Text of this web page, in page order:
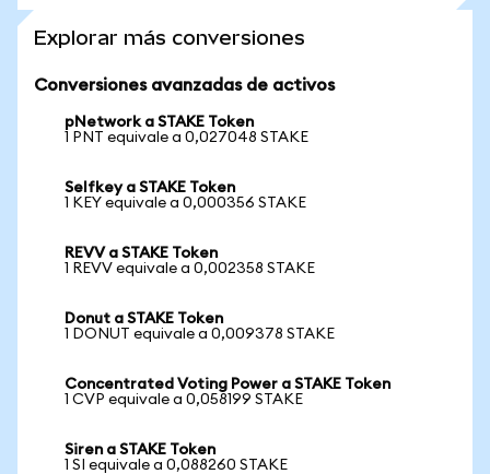
Explorar más conversiones
Conversiones avanzadas de activos
pNetwork a STAKE Token
1 PNT equivale a 0,027048 STAKE
Selfkey a STAKE Token
1 KEY equivale a 0,000356 STAKE
REVV a STAKE Token
1 REVV equivale a 0,002358 STAKE
Donut a STAKE Token
1 DONUT equivale a 0,009378 STAKE
Concentrated Voting Power a STAKE Token
1 CVP equivale a 0,058199 STAKE
Siren a STAKE Token
1 SI equivale a 0,088260 STAKE